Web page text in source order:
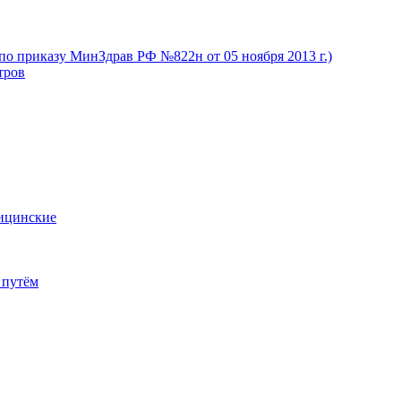
приказу МинЗдрав РФ №822н от 05 ноября 2013 г.)